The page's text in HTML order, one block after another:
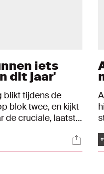
iets
dit jaar'
blikt tijdens de
blok twee, en kijkt
de cruciale, laatste
Champions
en met een goed